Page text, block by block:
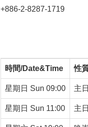
+886-2-8287-1719
時間/Date&Time 性
星期日 Sun 09:00 主
星期日 Sun 11:00 主